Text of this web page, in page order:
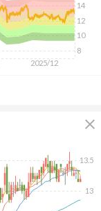
2025/12
8
10
12
14
close
13
13.5